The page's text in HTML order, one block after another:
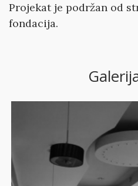
Projekat je podržan od
fondacija.